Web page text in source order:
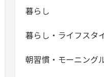
暮らし
暮らし・ライフスタ
朝習慣・モーニング